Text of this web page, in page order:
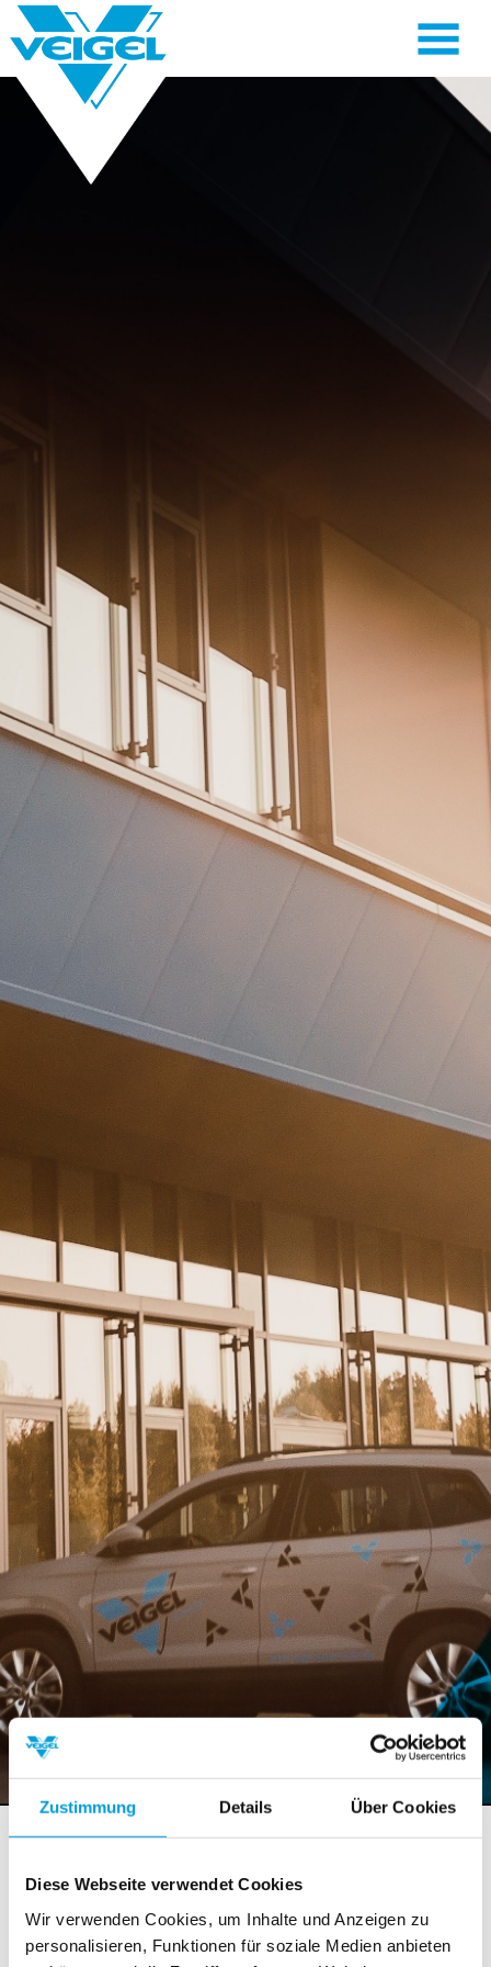
Zustimmung Details Über Cookies
Diese Webseite verwendet Cookies
Wir verwenden Cookies, um Inhalte und Anzeigen zu
personalisieren, Funktionen für soziale Medien anbieten
Die neue eClassic Handbedienung
ist da!
25. September 2020:
Wie Sie wissen, ist der Veigel Classic Linie eines unserer